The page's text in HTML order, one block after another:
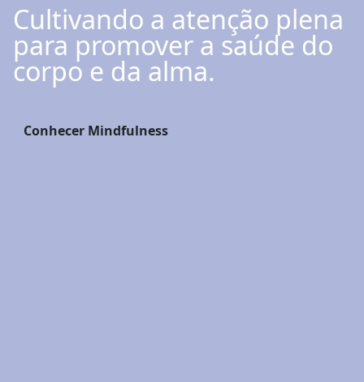
Cultivando a atenção plena
para promover a saúde do
corpo e da alma.
Conhecer Mindfulness